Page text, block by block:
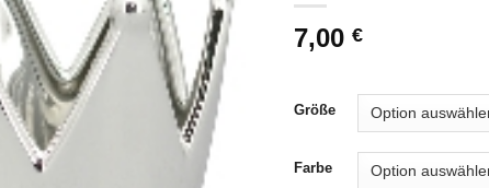
7,00€
Größe
Farbe